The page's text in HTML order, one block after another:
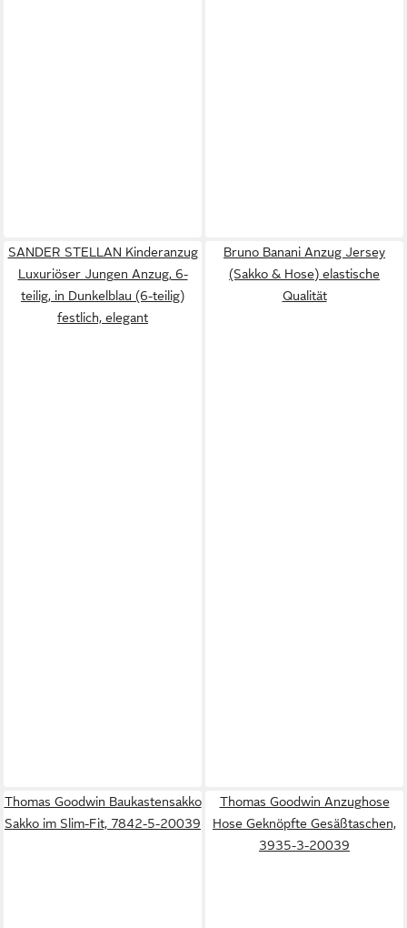
SANDER STELLAN Kinderanzug
Luxuriöser Jungen Anzug, 6-
teilig, in Dunkelblau (6-teilig)
festlich, elegant
Bruno Banani Anzug Jersey
(Sakko & Hose) elastische
Qualität
Thomas Goodwin Baukastensakko
Sakko im Slim-Fit, 7842-5-20039
Thomas Goodwin Anzughose
Hose Geknöpfte Gesäßtaschen,
3935-3-20039